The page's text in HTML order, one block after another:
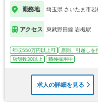
勤務地 埼玉県 さいたま市岩
アクセス 東武野田線 岩槻駅
年収550万円以上可 原則、引越しを
店舗数30以上
積極採用中
求人の詳細を見る